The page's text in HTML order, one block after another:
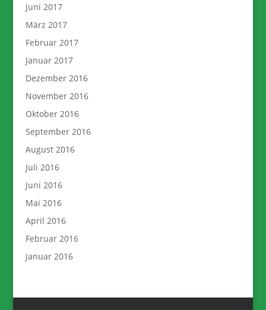
Juni 2017
März 2017
Februar 2017
Januar 2017
Dezember 2016
November 2016
Oktober 2016
September 2016
August 2016
Juli 2016
Juni 2016
Mai 2016
April 2016
Februar 2016
Januar 2016